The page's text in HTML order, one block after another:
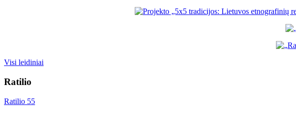
Visi leidiniai
Ratilio
Ratilio 55